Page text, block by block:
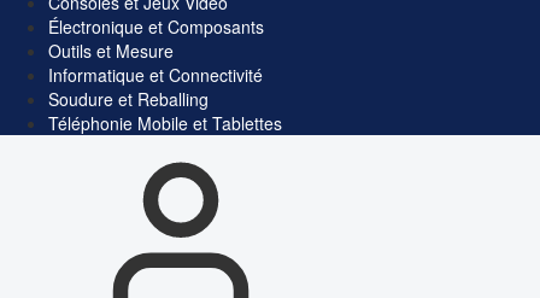
Électronique et Composants
Outils et Mesure
Informatique et Connectivité
Soudure et Reballing
Téléphonie Mobile et Tablettes